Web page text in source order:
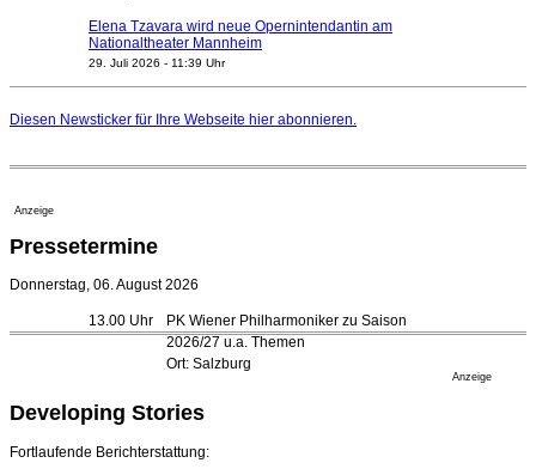
Elena Tzavara wird neue Opernintendantin am
Nationaltheater Mannheim
29. Juli 2026 - 11:39 Uhr
geht 2027
Kammerorchester Heilbronn: Chefdirigent Risto Joost
Opernhäuser gedenken vertriebener jüdischer
Ensemblemitglieder
Festspiele
17. Juli 2026 - 18:03 Uhr
16. Juli 2026 - 22:49 Uhr
Quatuor Ebène wird mit Bremer Musikfest-Preis
Diesen Newsticker für Ihre Webseite hier abonnieren.
Anzeige
Pressetermine
Donnerstag, 06. August 2026
13.00 Uhr
PK Wiener Philharmoniker zu Saison
2026/27 u.a. Themen
Ort: Salzburg
Anzeige
Developing Stories
Fortlaufende Berichterstattung: